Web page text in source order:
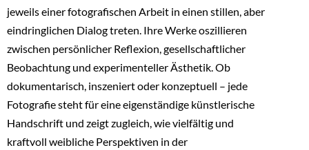
jeweils einer fotografischen Arbeit in einen stillen, aber
eindringlichen Dialog treten. Ihre Werke oszillieren
zwischen persönlicher Reflexion, gesellschaftlicher
Beobachtung und experimenteller Ästhetik. Ob
dokumentarisch, inszeniert oder konzeptuell – jede
Fotografie steht für eine eigenständige künstlerische
Handschrift und zeigt zugleich, wie vielfältig und
kraftvoll weibliche Perspektiven in der